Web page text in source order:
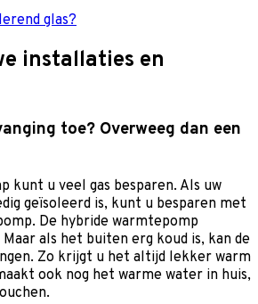
glas?
installaties en
toe? Overweeg dan een
kunt u veel gas besparen. Als uw
geïsoleerd is, kunt u besparen met
De hybride warmtepomp
als het buiten erg koud is, kan de
Zo krijgt u het altijd lekker warm
ook nog het warme water in huis,